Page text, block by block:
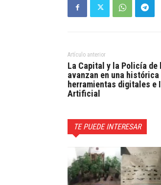
Artículo anterior
La Capital y la Policía de
avanzan en una
herramientas digitales e
Artificial
TE PUEDE INTERESAR